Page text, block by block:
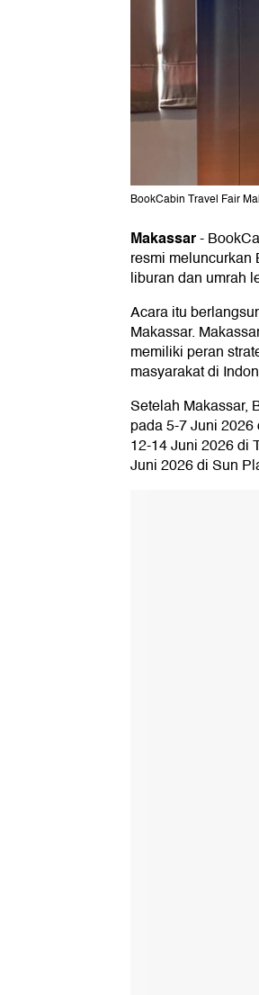
BookCabin Travel Fair
Makassar-
resmi meluncurkan
liburan dan umrah
Acara itu
Makassar.
memiliki peran
masyarakat di
Setelah Makassar,
pada 5-7 Juni
12-14 Juni 2026 di
Juni 2026 di Sun